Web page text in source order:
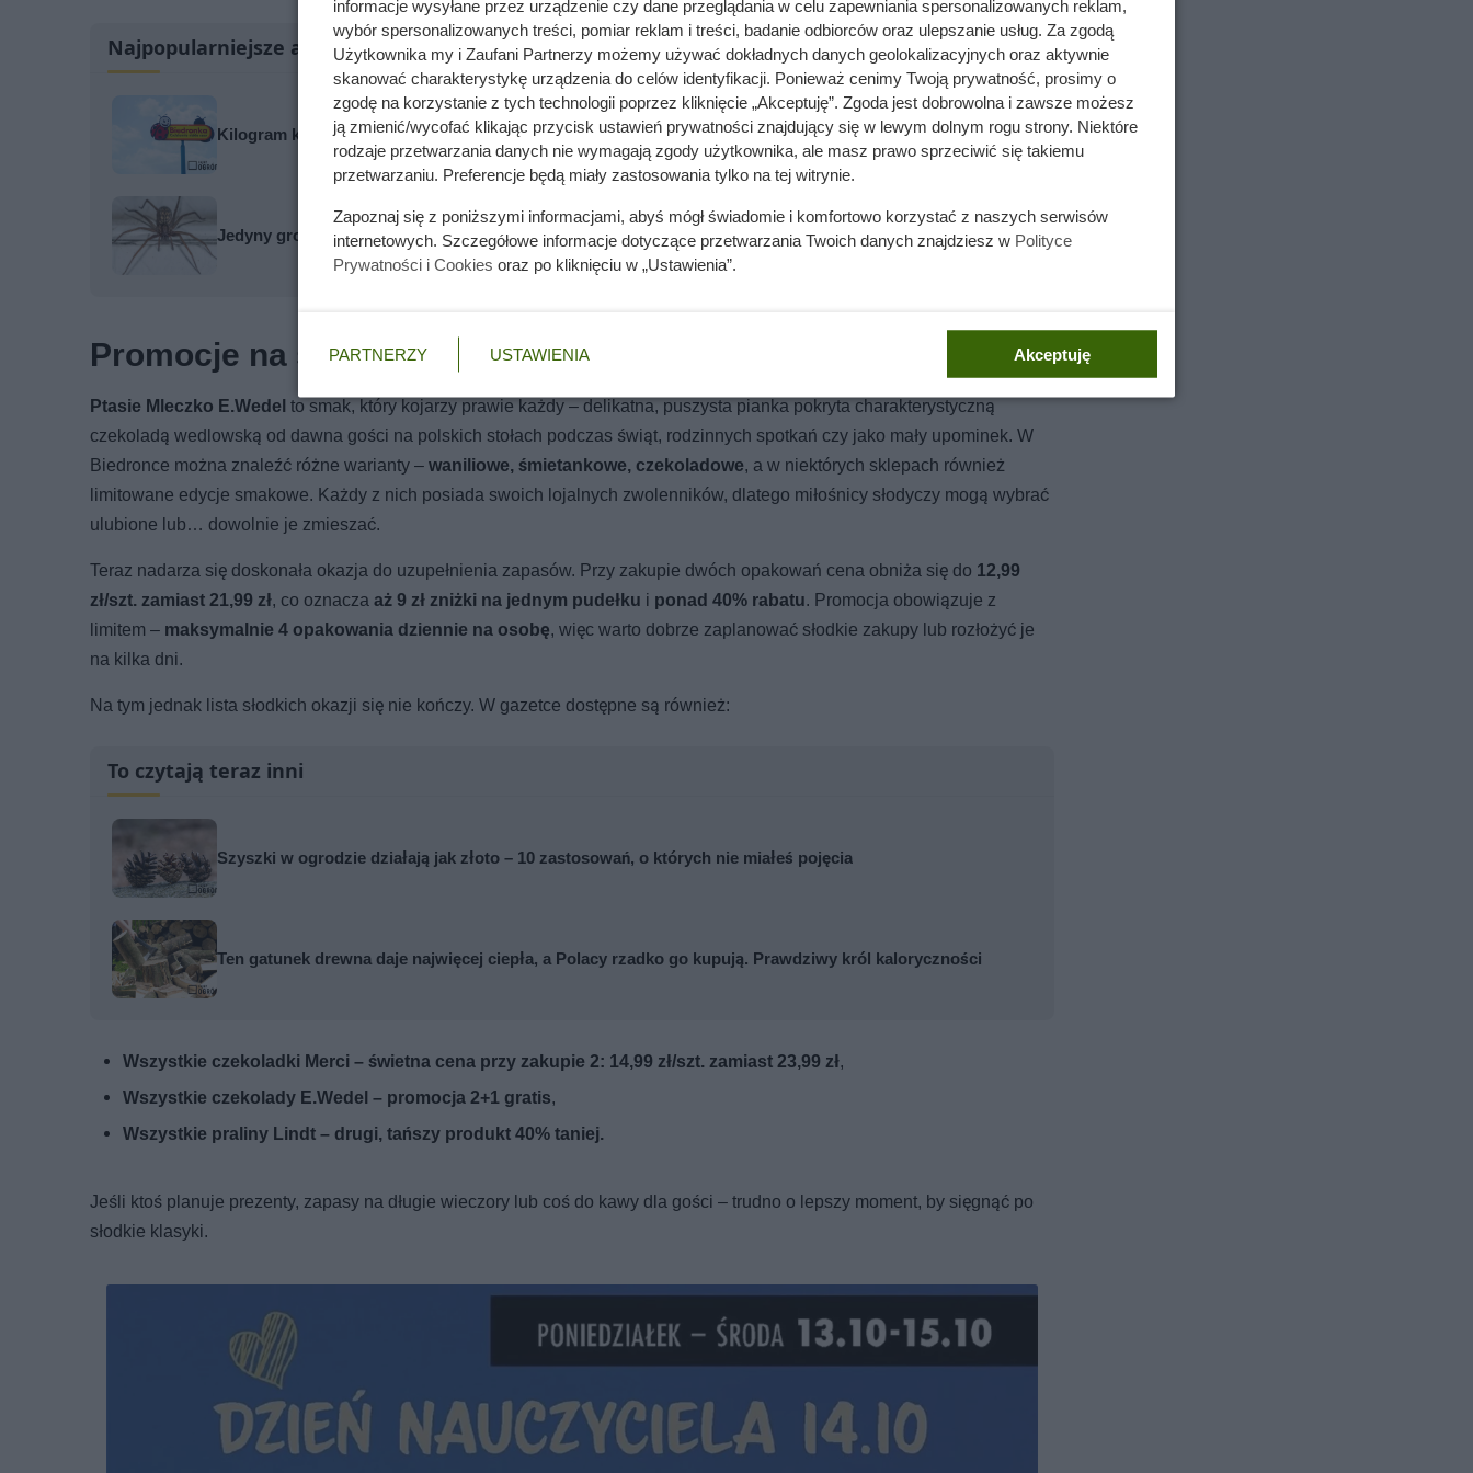
Najpopularniejsze artykuły
Kilogram kultowej kawy tańszy o prawie 40 zł. Biedronka postawiła jeden warunek
Jedyny groźny pająk w Polsce właśnie wchodzi do domów. Polacy nie wiedzą, jak reagować
Promocje na słodycze w Biedronce: co warto kupić?
Ptasie Mleczko E.Wedel to smak, który kojarzy prawie każdy – delikatna, puszysta pianka pokryta charakterystyczną
czekoladą wedlowską od dawna gości na polskich stołach podczas świąt, rodzinnych spotkań czy jako mały upominek. W
Biedronce można znaleźć różne warianty – waniliowe, śmietankowe, czekoladowe, a w niektórych sklepach również
limitowane edycje smakowe. Każdy z nich posiada swoich lojalnych zwolenników, dlatego miłośnicy słodyczy mogą wybrać
ulubione lub… dowolnie je zmieszać.
Teraz nadarza się doskonała okazja do uzupełnienia zapasów. Przy zakupie dwóch opakowań cena obniża się do 12,99
zł/szt. zamiast 21,99 zł, co oznacza aż 9 zł zniżki na jednym pudełku i ponad 40% rabatu. Promocja obowiązuje z
limitem – maksymalnie 4 opakowania dziennie na osobę, więc warto dobrze zaplanować słodkie zakupy lub rozłożyć je
na kilka dni.
Na tym jednak lista słodkich okazji się nie kończy. W gazetce dostępne są również:
To czytają teraz inni
Szyszki w ogrodzie działają jak złoto – 10 zastosowań, o których nie miałeś pojęcia
Ten gatunek drewna daje najwięcej ciepła, a Polacy rzadko go kupują. Prawdziwy król kaloryczności
Wszystkie czekoladki Merci – świetna cena przy zakupie 2: 14,99 zł/szt. zamiast 23,99 zł,
Wszystkie czekolady E.Wedel – promocja 2+1 gratis,
Wszystkie praliny Lindt – drugi, tańszy produkt 40% taniej.
Jeśli ktoś planuje prezenty, zapasy na długie wieczory lub coś do kawy dla gości – trudno o lepszy moment, by sięgnąć po
słodkie klasyki.
informacje wysyłane przez urządzenie czy dane przeglądania w celu zapewniania spersonalizowanych reklam,
wybór spersonalizowanych treści, pomiar reklam i treści, badanie odbiorców oraz ulepszanie usług. Za zgodą
Użytkownika my i Zaufani Partnerzy możemy używać dokładnych danych geolokalizacyjnych oraz aktywnie
skanować charakterystykę urządzenia do celów identyfikacji. Ponieważ cenimy Twoją prywatność, prosimy o
zgodę na korzystanie z tych technologii poprzez kliknięcie „Akceptuję”. Zgoda jest dobrowolna i zawsze możesz
ją zmienić/wycofać klikając przycisk ustawień prywatności znajdujący się w lewym dolnym rogu strony. Niektóre
rodzaje przetwarzania danych nie wymagają zgody użytkownika, ale masz prawo sprzeciwić się takiemu
przetwarzaniu. Preferencje będą miały zastosowania tylko na tej witrynie.
Zapoznaj się z poniższymi informacjami, abyś mógł świadomie i komfortowo korzystać z naszych serwisów
internetowych. Szczegółowe informacje dotyczące przetwarzania Twoich danych znajdziesz w Polityce
Prywatności i Cookies oraz po kliknięciu w „Ustawienia”.
PARTNERZY USTAWIENIA Akceptuję